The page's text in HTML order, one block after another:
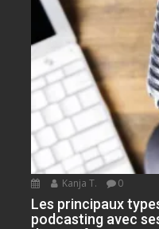
Kanja T. 0
Les principaux
podcasting avec